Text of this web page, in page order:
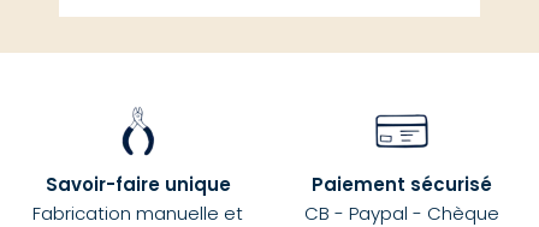
Savoir-faire unique
Fabrication manuelle et
Paiement sécurisé
CB - Paypal - Chèque